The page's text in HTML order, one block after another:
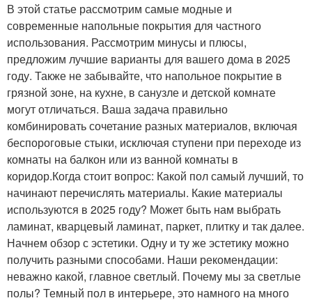
В этой статье рассмотрим самые модные и
современные напольные покрытия для частного
использования. Рассмотрим минусы и плюсы,
предложим лучшие варианты для вашего дома в 2025
году. Также не забывайте, что напольное покрытие в
грязной зоне, на кухне, в санузле и детской комнате
могут отличаться. Ваша задача правильно
комбинировать сочетание разных материалов, включая
беспороговые стыки, исключая ступени при переходе из
комнаты на балкон или из ванной комнаты в
коридор.Когда стоит вопрос: Какой пол самый лучший, то
начинают перечислять материалы. Какие материалы
используются в 2025 году? Может быть нам выбрать
ламинат, кварцевый ламинат, паркет, плитку и так далее.
Начнем обзор с эстетики. Одну и ту же эстетику можно
получить разными способами. Наши рекомендации:
неважно какой, главное светлый. Почему мы за светлые
полы? Темный пол в интерьере, это намного на много